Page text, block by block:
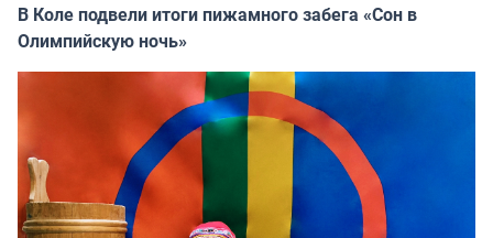
В Коле подвели итоги пижамного забега «Сон в
Олимпийскую ночь»